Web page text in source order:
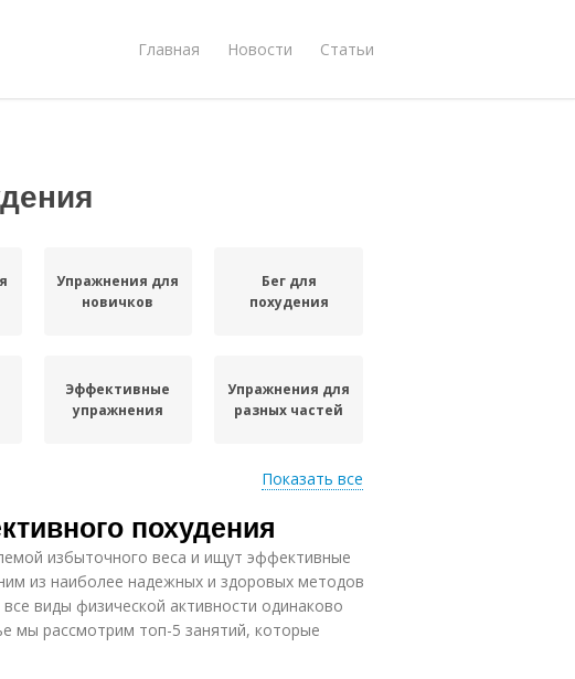
Главная Новости Статьи
Упражнения для
новичков
Бег для
похудения
Эффективные
упражнения
Упражнения для
разных частей
тренировки
Упражнения для
результатов
Упражнения на
гимнастической
ленте
Таблица с
упражнениями
Показать все
похудения
избыточного веса и ищут эффективные
из наиболее надежных и здоровых методов
виды физической активности одинаково
мы рассмотрим топ-5 занятий, которые